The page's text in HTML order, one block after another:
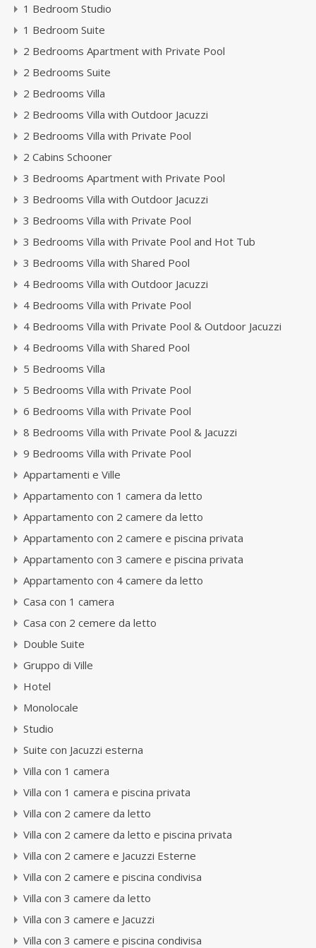
1 Bedroom Studio
1 Bedroom Suite
2 Bedrooms Apartment with Private Pool
2 Bedrooms Suite
2 Bedrooms Villa
2 Bedrooms Villa with Outdoor Jacuzzi
2 Bedrooms Villa with Private Pool
2 Cabins Schooner
3 Bedrooms Apartment with Private Pool
3 Bedrooms Villa with Outdoor Jacuzzi
3 Bedrooms Villa with Private Pool
3 Bedrooms Villa with Private Pool and Hot Tub
3 Bedrooms Villa with Shared Pool
4 Bedrooms Villa with Outdoor Jacuzzi
4 Bedrooms Villa with Private Pool
4 Bedrooms Villa with Private Pool & Outdoor Jacuzzi
4 Bedrooms Villa with Shared Pool
5 Bedrooms Villa
5 Bedrooms Villa with Private Pool
6 Bedrooms Villa with Private Pool
8 Bedrooms Villa with Private Pool & Jacuzzi
9 Bedrooms Villa with Private Pool
Appartamenti e Ville
Appartamento con 1 camera da letto
Appartamento con 2 camere da letto
Appartamento con 2 camere e piscina privata
Appartamento con 3 camere e piscina privata
Appartamento con 4 camere da letto
Casa con 1 camera
Casa con 2 cemere da letto
Double Suite
Gruppo di Ville
Hotel
Monolocale
Studio
Suite con Jacuzzi esterna
Villa con 1 camera
Villa con 1 camera e piscina privata
Villa con 2 camere da letto
Villa con 2 camere da letto e piscina privata
Villa con 2 camere e Jacuzzi Esterne
Villa con 2 camere e piscina condivisa
Villa con 3 camere da letto
Villa con 3 camere e Jacuzzi
Villa con 3 camere e piscina condivisa